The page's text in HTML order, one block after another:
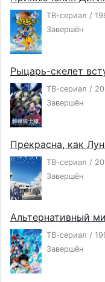
ТВ-сериал /
Завершён
ТВ-сериал /
Завершён
Прекрасна, как
ТВ-сериал /
Завершён
ТВ-сериал /
Завершён